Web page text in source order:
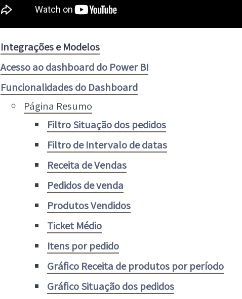
Integrações e Modelos
Acesso ao dashboard do Power BI
Funcionalidades do Dashboard
Página Resumo
Filtro Situação dos pedidos
Filtro de Intervalo de datas
Receita de Vendas
Pedidos de venda
Produtos Vendidos
Ticket Médio
Itens por pedido
Gráfico Receita de produtos por período
Gráfico Situação dos pedidos